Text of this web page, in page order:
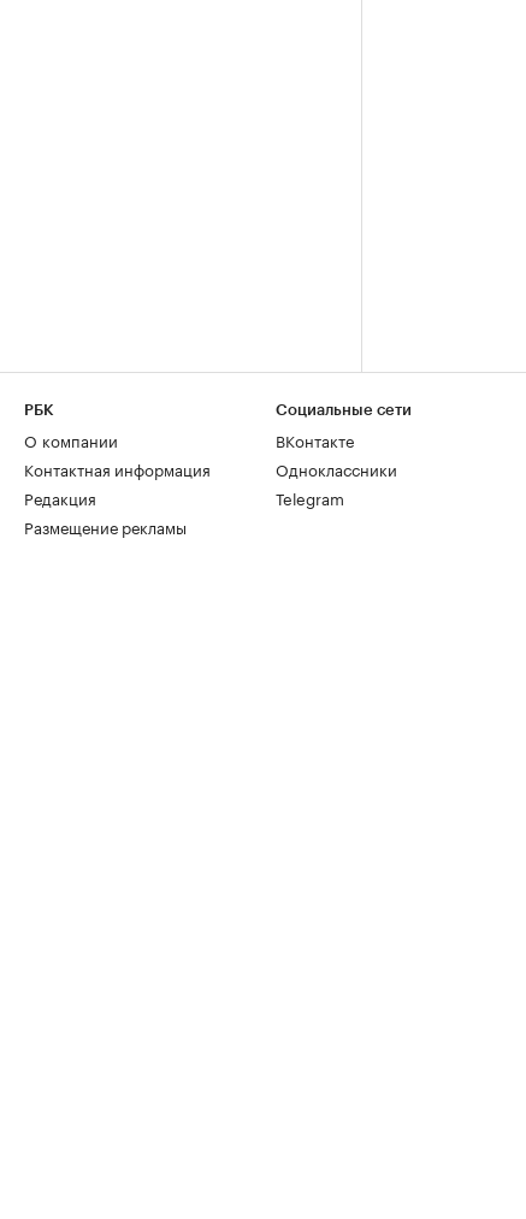
РБК
О компании
Контактная информация
Редакция
Размещение рекламы
Социальные сети
ВКонтакте
Одноклассники
Telegram